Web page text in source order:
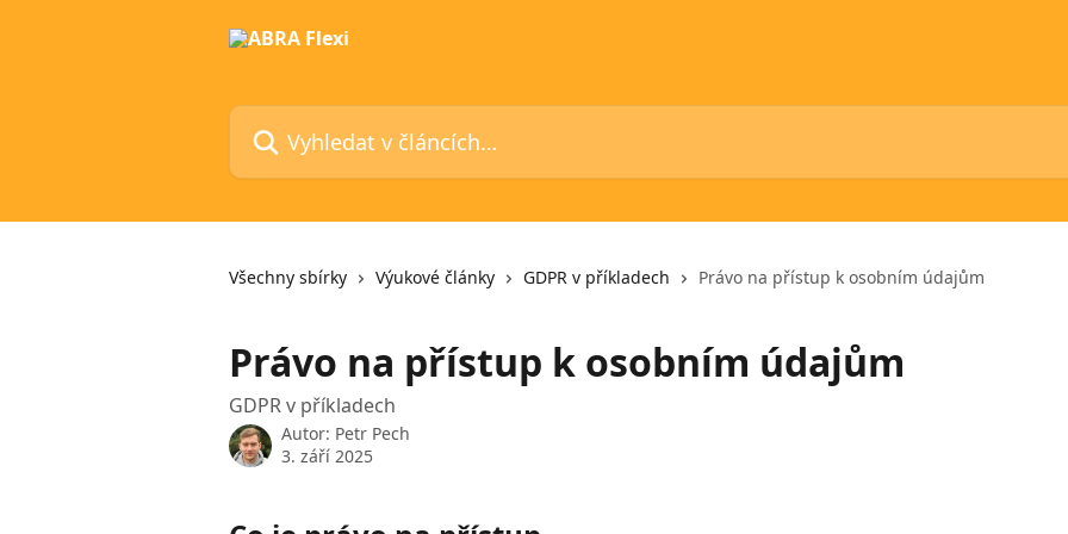
Vyhledat v článcích…
Všechny sbírky Výukové články GDPR v příkladech Právo na přístup k osobním údajům
Právo na přístup k osobním údajům
GDPR v příkladech
Autor: Petr Pech
3. září 2025